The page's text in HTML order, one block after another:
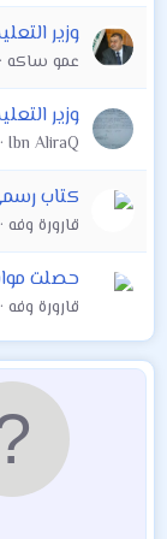
وزير
عمو ساكه
وزير
Ibn AliraQ
كتاب
قارورة وفه
حصلت
قارورة وفه